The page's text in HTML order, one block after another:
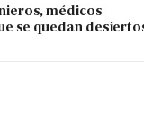
médicos
se quedan